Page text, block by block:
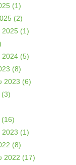
(1)
(2)
2025 (1)
2024 (5)
(8)
2023 (6)
(3)
(16)
2023 (1)
(8)
2022 (17)